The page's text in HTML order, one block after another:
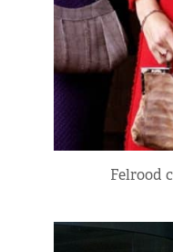
Felrood